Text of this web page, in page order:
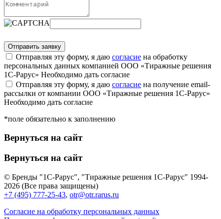
Отправляя эту форму, я даю согласие на обработку
персональных данных компанией ООО «Тиражные решения
1С-Рарус» Необходимо дать согласие
Отправляя эту форму, я даю согласие на получение email-
рассылки от компании ООО «Тиражные решения 1С-Рарус»
Необходимо дать согласие
*поле обязательно к заполнению
Вернуться на сайт
Вернуться на сайт
© Бренды "1С-Рарус", "Тиражные решения 1С-Рарус" 1994-
2026 (Все права защищены)
+7 (495) 777-25-43, otr@otr.rarus.ru
Согласие на обработку персональных данных